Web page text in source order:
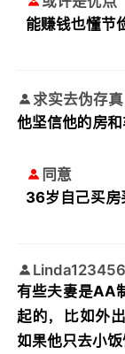
能赚钱也懂节
求实去伪存真
他坚信他的房
同意
36岁自己买房
有些夫妻是AA
起的，比如外
如果他只去小饭